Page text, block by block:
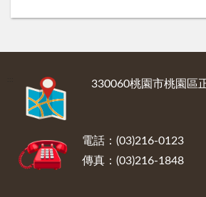
330060桃園市桃園區
電話：(03)216-0123
傳真：(03)216-1848